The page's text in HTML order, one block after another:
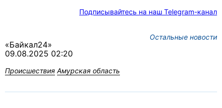
Подписывайтесь на наш Telegram-канал
Остальные новости
«Байкал24»
09.08.2025 02:20
Происшествия Амурская область